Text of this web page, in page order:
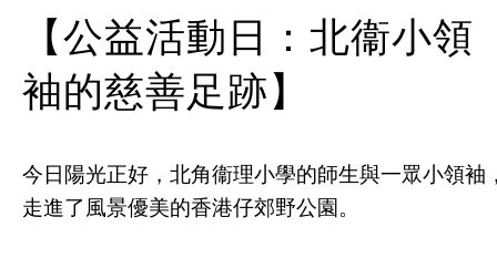
【公益活動日：北衞小領
袖的慈善足跡】
今日陽光正好，北角衞理小學的師生與一眾小領袖
走進了風景優美的香港仔郊野公園。